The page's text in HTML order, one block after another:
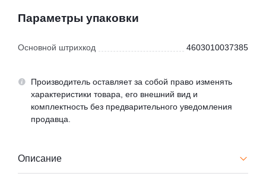
Параметры упаковки
Основной штрихкод 4603010037385
Производитель оставляет за собой право изменять
характеристики товара, его внешний вид и
комплектность без предварительного уведомления
продавца.
Описание